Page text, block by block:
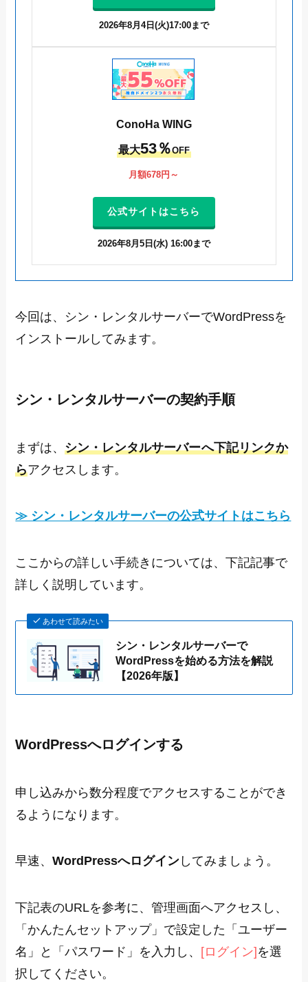
2026年8月4日(火)17:00まで
ConoHa WING
最大53％OFF
月額678円～
公式サイトはこちら
2026年8月5日(水) 16:00まで
今回は、シン・レンタルサーバーでWordPressを
インストールしてみます。
シン・レンタルサーバーの契約手順
まずは、シン・レンタルサーバーへ下記リンクか
らアクセスします。
≫ シン・レンタルサーバーの公式サイトはこちら
ここからの詳しい手続きについては、下記記事で
詳しく説明しています。
あわせて読みたい
シン・レンタルサーバーで
WordPressを始める方法を解説
【2026年版】
WordPressへログインする
申し込みから数分程度でアクセスすることができ
るようになります。
早速、WordPressへログイン してみましょう。
下記表のURLを参考に、管理画面へアクセスし、
「かんたんセットアップ」で設定した「ユーザー
名」と「パスワード」を入力し、 [ログイン] を選
択してください。